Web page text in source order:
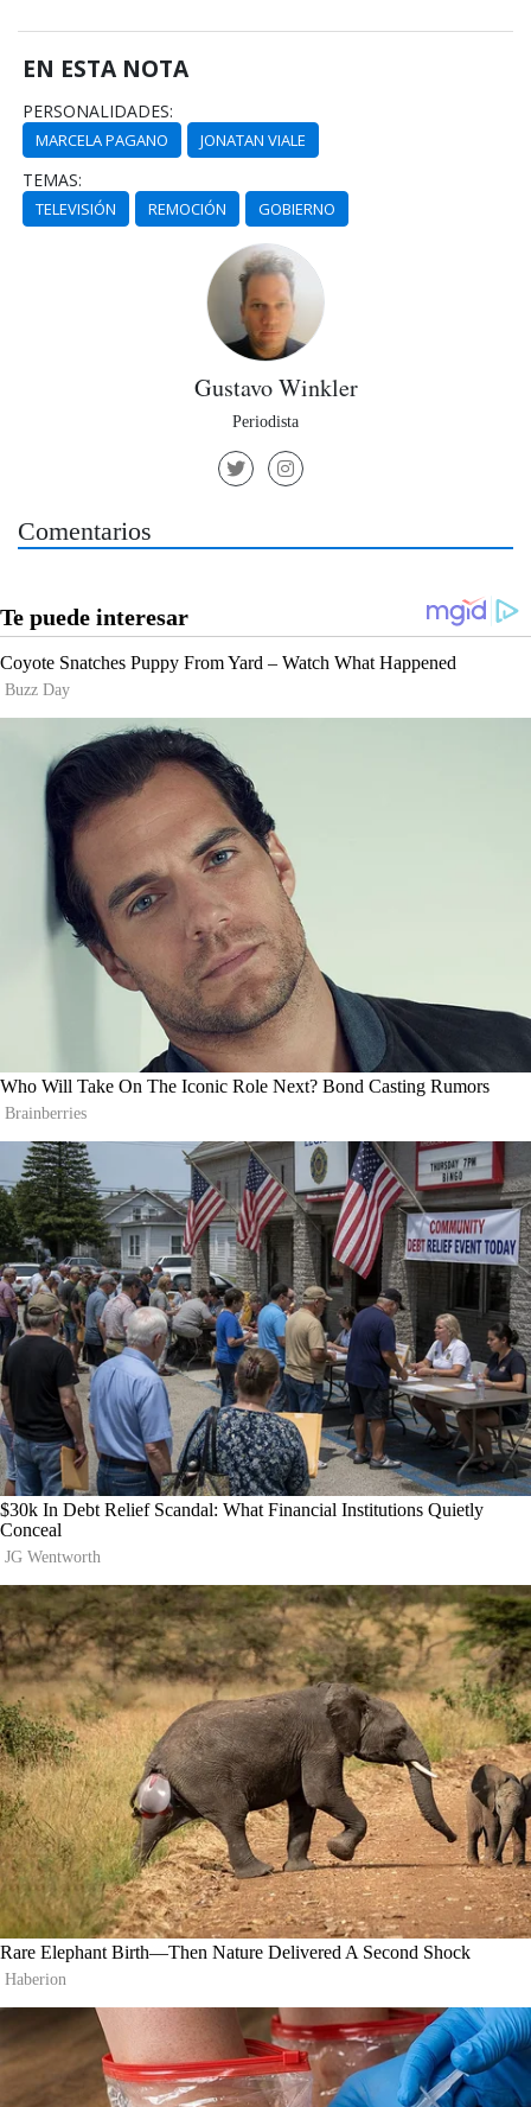
EN ESTA NOTA
PERSONALIDADES:
MARCELA PAGANO JONATAN VIALE
TEMAS:
TELEVISIÓN REMOCIÓN GOBIERNO
Gustavo Winkler
Periodista
Comentarios